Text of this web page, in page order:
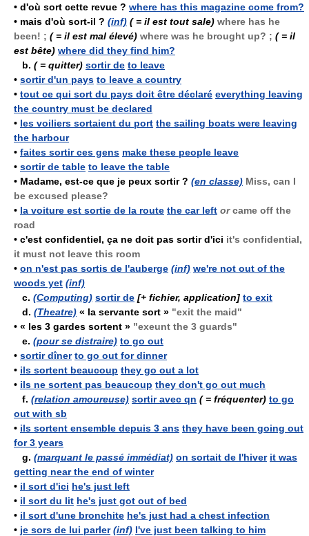
• d'où sort cette revue ? where has this magazine come from?
• mais d'où sort-il ? (inf) ( = il est tout sale) where has he
been! ; ( = il est mal élevé) where was he brought up? ; ( = il
est bête) where did they find him?
b. ( = quitter) sortir de to leave
• sortir d'un pays to leave a country
• tout ce qui sort du pays doit être déclaré everything leaving
the country must be declared
• les voiliers sortaient du port the sailing boats were leaving
the harbour
• faites sortir ces gens make these people leave
• sortir de table to leave the table
• Madame, est-ce que je peux sortir ? (en classe) Miss, can I
be excused please?
• la voiture est sortie de la route the car left orcame off the
road
• c'est confidentiel, ça ne doit pas sortir d'ici it's confidential,
it must not leave this room
• on n'est pas sortis de l'auberge (inf) we're not out of the
woods yet (inf)
c. (Computing) sortir de [+ fichier, application] to exit
d. (Theatre) « la servante sort » "exit the maid"
• « les 3 gardes sortent » "exeunt the 3 guards"
e. (pour se distraire) to go out
• sortir dîner to go out for dinner
• ils sortent beaucoup they go out a lot
• ils ne sortent pas beaucoup they don't go out much
f. (relation amoureuse) sortir avec qn ( = fréquenter) to go
out with sb
• ils sortent ensemble depuis 3 ans they have been going out
for 3 years
g. (marquant le passé immédiat) on sortait de l'hiver it was
getting near the end of winter
• il sort d'ici he's just left
• il sort du lit he's just got out of bed
• il sort d'une bronchite he's just had a chest infection
• je sors de lui parler (inf) I've just been talking to him